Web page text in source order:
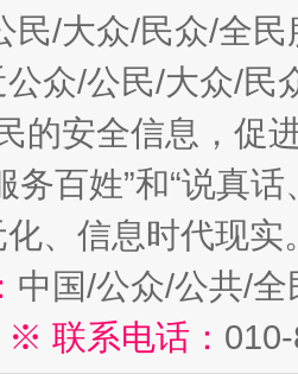
民/大众/民众/全
众/公民/大众/民
的安全信息，促
务百姓”和“说真
、信息时代现实
中国/公众/公共/
※ 联系电话：